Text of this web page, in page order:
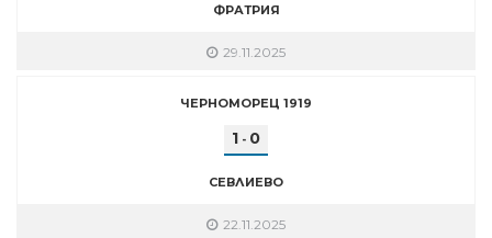
ФРАТРИЯ
29.11.2025
ЧЕРНОМОРЕЦ 1919
1 - 0
СЕВЛИЕВО
22.11.2025